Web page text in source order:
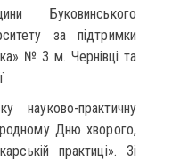
Буковинського
за підтримки
№ 3 м. Чернівці та
науково-практичну
Дню хворого,
практиці». Зі